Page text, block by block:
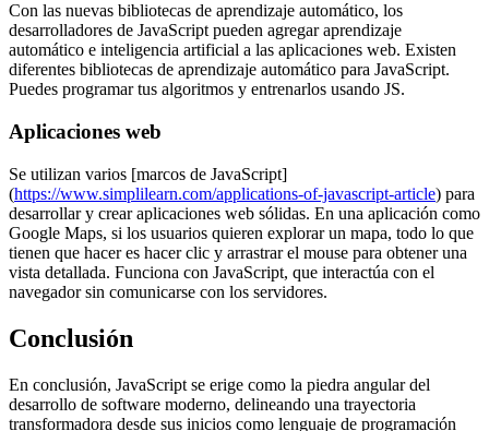
Con las nuevas bibliotecas de aprendizaje automático, los
desarrolladores de JavaScript pueden agregar aprendizaje
automático e inteligencia artificial a las aplicaciones web. Existen
diferentes bibliotecas de aprendizaje automático para JavaScript.
Puedes programar tus algoritmos y entrenarlos usando JS.
Aplicaciones web
Se utilizan varios [marcos de JavaScript]
(https://www.simplilearn.com/applications-of-javascript-article) para
desarrollar y crear aplicaciones web sólidas. En una aplicación como
Google Maps, si los usuarios quieren explorar un mapa, todo lo que
tienen que hacer es hacer clic y arrastrar el mouse para obtener una
vista detallada. Funciona con JavaScript, que interactúa con el
navegador sin comunicarse con los servidores.
Conclusión
En conclusión, JavaScript se erige como la piedra angular del
desarrollo de software moderno, delineando una trayectoria
transformadora desde sus inicios como lenguaje de programación